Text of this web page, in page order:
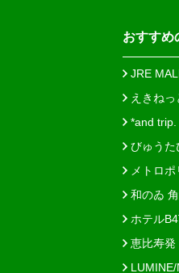
おすすめ
JRE
えきねっ
*and trip.
びゅうた
メトロ
和のゐ
ホテル
恵比寿発